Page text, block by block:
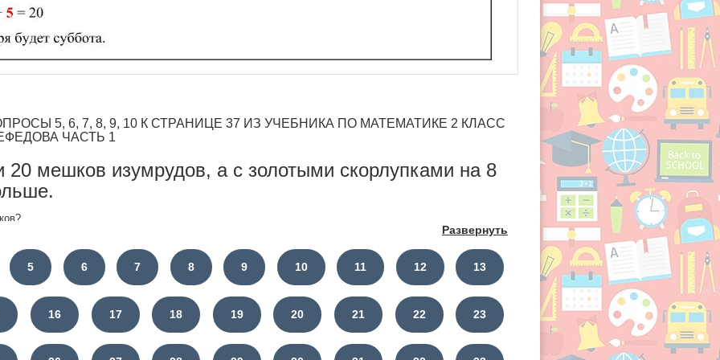
Развернуть
5, 6, 7, 8, 9, 10 К СТРАНИЦЕ 37 ИЗ УЧЕБНИКА ПО МАТЕМАТИКЕ 2 КЛАСС
ЧАСТЬ 1
20 мешков изумрудов, а с золотыми скорлупками на 8
каждой фигуры равен 47 см.
рисунках изображено число двадцать?
5 6 7 8 9 10 11 12 13
16 17 18 19 20 21 22 23